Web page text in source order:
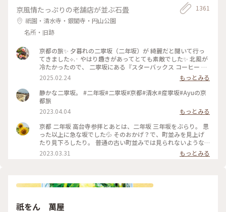
京風情たっぷりの老舗店が並ぶ石畳
祇園・清水寺・銀閣寺・円山公園
名所・旧跡
1361
京都の旅✨ 夕暮れの二寧坂（二年坂）が 綺麗だと聞いて行っ
てきました︎︎⟡.· やはり趣きがあってとても素敵でした✨ 北風が
冷たかったので、 二寧坂にある『スターバックス コーヒー 京
都二寧坂ヤサカ茶屋店』さんへ行き コーヒーであたたまりま
した☕️✨ 抹茶バターサンドも美味しかった♡ こちらのスタバ
は、 築100年を超える伝統的な日本家屋の店舗で、 畳の間で
コーヒー体験が楽しめます。 私の隣にいた観光客さんが、 畳
の間はどこかと聞いてこられたので こちらですよとお伝えし
ました😊 観光客さんは「ここに来るのが 夢だったんです✨」
と話していました。 その気持ちがよくわかります。 とても素
敵なスタバでした⟡.·*. のんびりと散策が楽しい 夕暮れのニ寧
坂でした(˶ˊᵕˋ˵)✨ #二寧坂 #二年坂 #京都 #京都旅 #スターバ
ックスコーヒー京都二寧坂ヤサカ茶屋店 #スタバ #ぽかぽか #
夕暮れの二寧坂
2025.02.24
もっとみる
静かな二寧坂。 #二年坂#二寧坂#京都#清水#産寧坂#Ayuの京
都旅
2023.04.04
もっとみる
京都 二年坂 高台寺参拝とあとは、二年坂 三年坂をぶらり。 思
った以上に急な坂でした💦 そのおかげ？で、町並みを見上げ
たり見下ろしたり。 普通の古い町並みでは見られないような
風景でした。 そして、見たかった町並み越しの五重塔✨ ちょ
うどお庭からしだれ桜の枝が出ていて、フォトスポットになっ
お花見 #桜
2023.03.31 もっとみる
祇をん 萬屋